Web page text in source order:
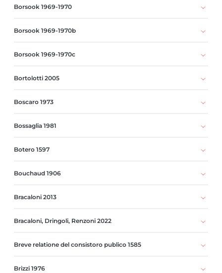
Borsook 1969-1970
Borsook 1969-1970b
Borsook 1969-1970c
Bortolotti 2005
Boscaro 1973
Bossaglia 1981
Botero 1597
Bouchaud 1906
Bracaloni 2013
Bracaloni, Dringoli, Renzoni 2022
Breve relatione del consistoro publico 1585
Brizzi 1976